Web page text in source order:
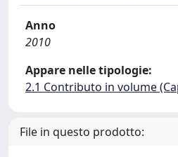
Anno
2010
Appare nelle tipologie:
2.1 Contributo in volume
File in questo prodotto: